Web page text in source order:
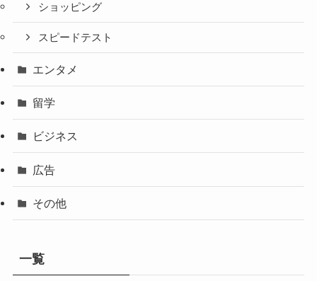
ショッピング
スピードテスト
エンタメ
留学
ビジネス
広告
その他
一覧